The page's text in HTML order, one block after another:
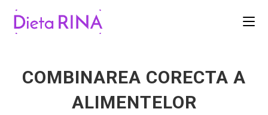
COMBINAREA CORECTA A
ALIMENTELOR